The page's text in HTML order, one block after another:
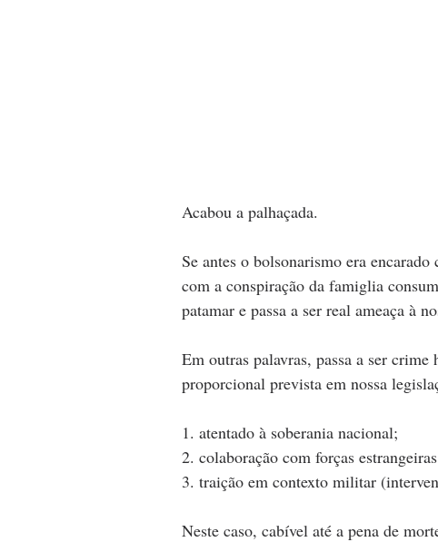
Acabou a palhaçada.
Se antes o bolsonarismo era
com a conspiração da famiglia
patamar e passa a ser real ameaça à
Em outras palavras, passa a ser
proporcional prevista em nossa
1. atentado à soberania nacional;
2. colaboração com forças
3. traição em contexto militar
Neste caso, cabível até a pena de